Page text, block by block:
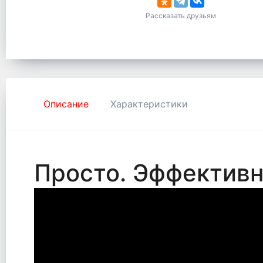
Рассказать друзьям
Описание Характеристики
Просто.